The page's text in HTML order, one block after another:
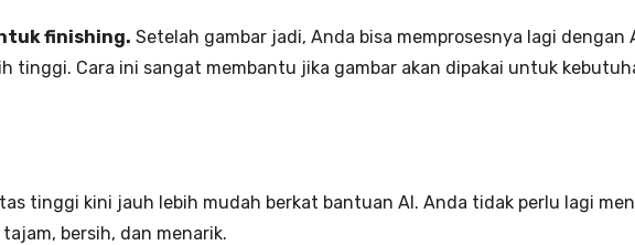
finishing. Setelah gambar jadi, Anda bisa memprosesnya lagi
tinggi. Cara ini sangat membantu jika gambar akan dipakai untuk
tinggi kini jauh lebih mudah berkat bantuan AI. Anda tidak perlu lagi
bersih, dan menarik.